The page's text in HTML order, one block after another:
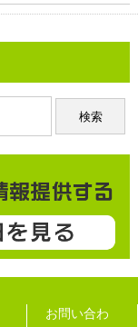
お問い合わ